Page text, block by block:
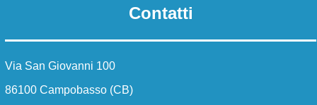
Presentazione
Chi siamo
Contatti
Via San Giovanni 100
86100 Campobasso (CB)